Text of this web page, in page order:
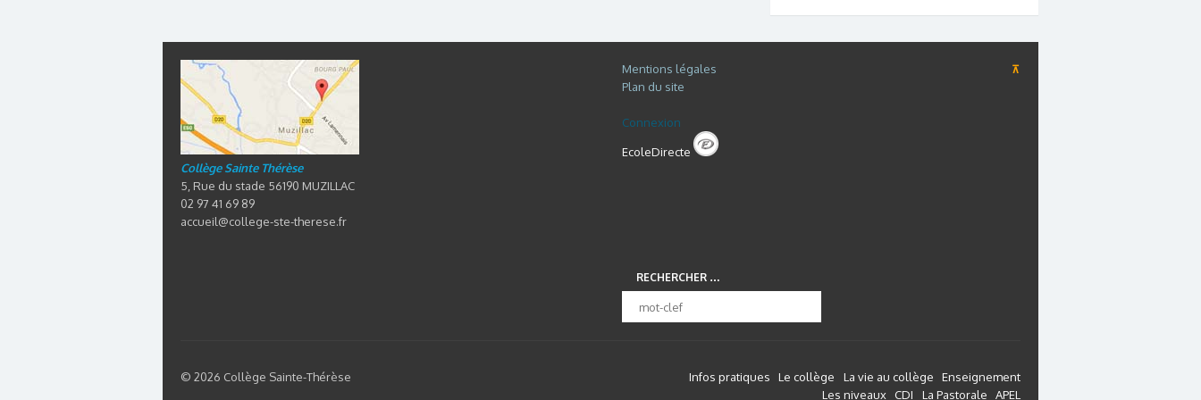
Collège Sainte Thérèse
5, Rue du stade 56190 MUZILLAC
02 97 41 69 89
accueil@college-ste-therese.fr
Mentions légales ⊼
Plan du site
Connexion
EcoleDirecte
RECHERCHER …
© 2026 Collège Sainte-Thérèse Infos pratiques Le collège La vie au collège
Enseignement
Les niveaux CDI La Pastorale APEL